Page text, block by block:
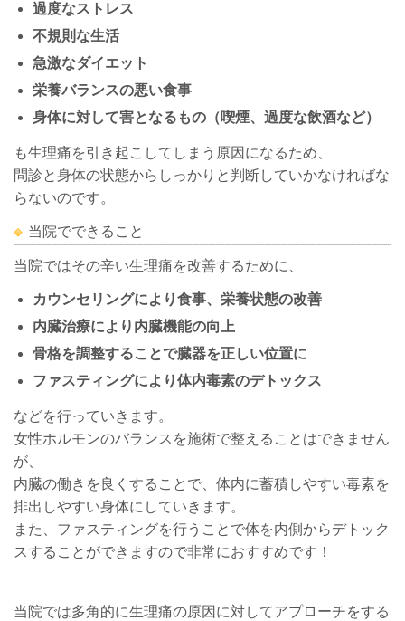
過度なストレス
不規則な生活
急激なダイエット
栄養バランスの悪い食事
身体に対して害となるもの（喫煙、過度な飲酒など）
も生理痛を引き起こしてしまう原因になるため、
問診と身体の状態からしっかりと判断していかなければな
らないのです。
当院でできること
当院ではその辛い生理痛を改善するために、
カウンセリングにより食事、栄養状態の改善
内臓治療により内臓機能の向上
骨格を調整することで臓器を正しい位置に
ファスティングにより体内毒素のデトックス
などを行っていきます。
女性ホルモンのバランスを施術で整えることはできません
が、
内臓の働きを良くすることで、体内に蓄積しやすい毒素を
排出しやすい身体にしていきます。
また、ファスティングを行うことで体を内側からデトック
スすることができますので非常におすすめです！
当院では多角的に生理痛の原因に対してアプローチをする